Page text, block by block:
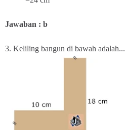
Jawaban : b
3. Keliling bangun di bawah adalah...